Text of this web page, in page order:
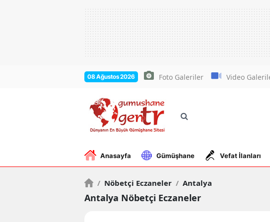
08 Ağustos 2026 Foto Galeriler Video
Anasayfa Gümüşhane Vefat İlanları
/ Nöbetçi Eczaneler / Antalya
Antalya Nöbetçi Eczaneler